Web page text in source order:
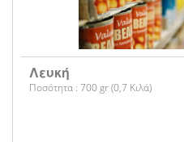
Λευκή
Ποσότητα : 700 gr (0,7 Κιλά)